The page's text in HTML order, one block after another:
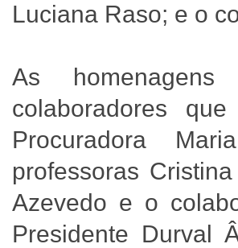
Luciana Raso; e o
As homenagens
colaboradores
Procuradora
professoras
Azevedo e o
Presidente Durval